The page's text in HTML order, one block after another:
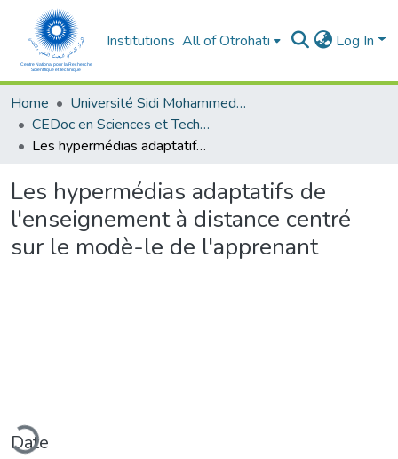
Institutions All of Otrohati Log In
Home
Université Sidi Mohammed Ben Abdellah - Fès
CEDoc en Sciences et Techniques et Sciences Médicales (CED - STSM)
Les hypermédias adaptatifs de l'enseignement à distance centré sur le modè-le de l'apprenant
Les hypermédias adaptatifs de
l'enseignement à distance centré
sur le modè-le de l'apprenant
Date